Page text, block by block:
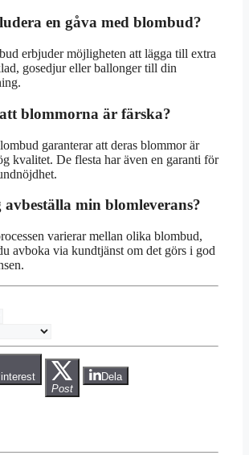
en gåva med blombud?
erbjuder möjligheten att lägga till extra
gosedjur eller ballonger till din
blommorna är färska?
garanterar att deras blommor är
kvalitet. De flesta har även en garanti för
min blomleverans?
varierar mellan olika blombud,
avboka via kundtjänst om det görs i god
Post
Dela